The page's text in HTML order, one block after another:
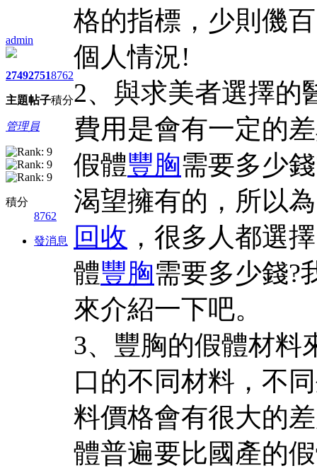
admin
2749
主題
2751
帖子
8762
積分
管理員
積分
8762
發消息
格的指標，少則僟
個人情況!
2、與求美者選擇的
費用是會有一定的
假體豐胸需要多少
渴望擁有的，所以
回收 ，很多人都選
體豐胸需要多少錢?
來介紹一下吧。
3、豐胸的假體材料
口的不同材料，不
料價格會有很大的
體普遍要比國產的